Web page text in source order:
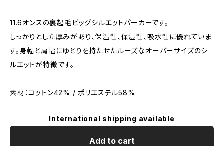
11.6オンスの裏起毛ビッグシルエットパーカーです。
しっかりとした厚みがあり、保温性、保湿性、吸水性に優れていま
す。身幅と肩幅にゆとりを持たせたルーズなオーバーサイズのシ
ルエットが特徴です。
素材：コットン42% / ポリエステル58%
International shipping available
Add to cart